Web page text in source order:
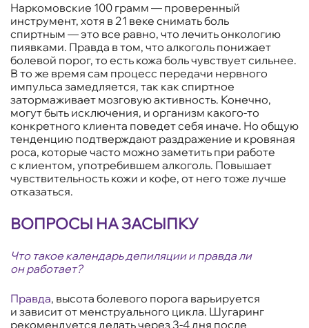
Наркомовские 100 грамм — проверенный
инструмент, хотя в 21 веке снимать боль
спиртным — это все равно, что лечить онкологию
пиявками. Правда в том, что алкоголь понижает
болевой порог, то есть кожа боль чувствует сильнее.
В то же время сам процесс передачи нервного
импульса замедляется, так как спиртное
затормаживает мозговую активность. Конечно,
могут быть исключения, и организм какого-то
конкретного клиента поведет себя иначе. Но общую
тенденцию подтверждают раздражение и кровяная
роса, которые часто можно заметить при работе
с клиентом, употребившем алкоголь. Повышает
чувствительность кожи и кофе, от него тоже лучше
отказаться.
ВОПРОСЫ НА ЗАСЫПКУ
Что такое календарь депиляции и правда ли
он работает?
Правда, высота болевого порога варьируется
и зависит от менструального цикла. Шугаринг
рекомендуется делать через 3-4 дня после